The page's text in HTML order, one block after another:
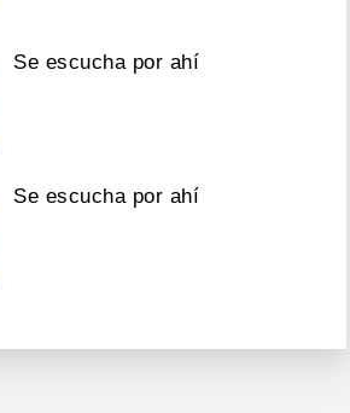
Se escucha por ahí
Se escucha por ahí